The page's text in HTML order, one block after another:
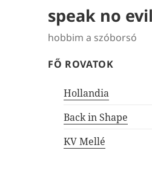
speak no evil
hobbim a szóborsó
FŐ ROVATOK
Hollandia
Back in Shape
KV Mellé